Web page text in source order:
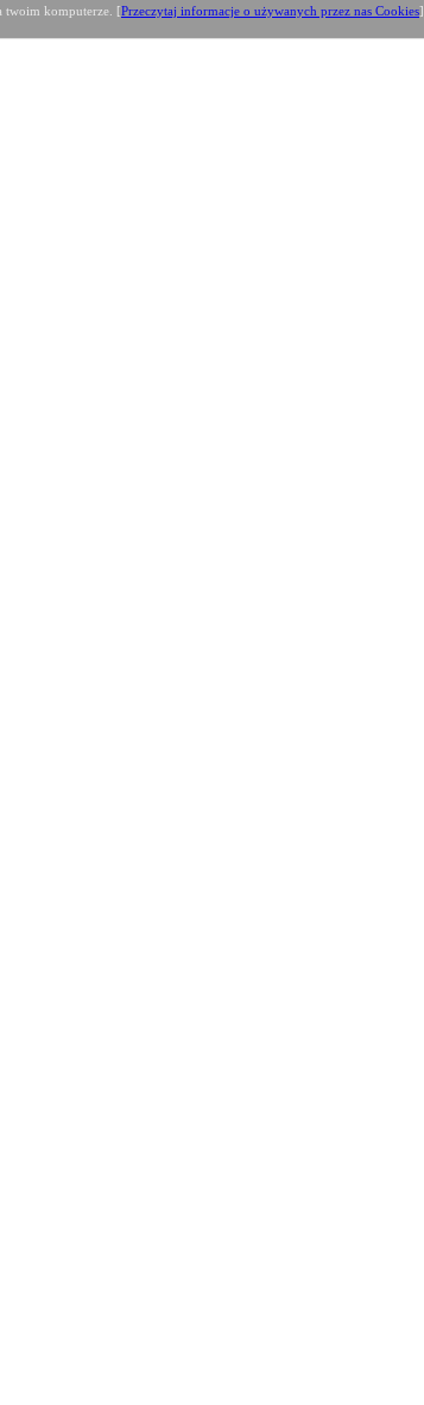
twoim komputerze. [Przeczytaj informacje o używanych przez nas Cookies].